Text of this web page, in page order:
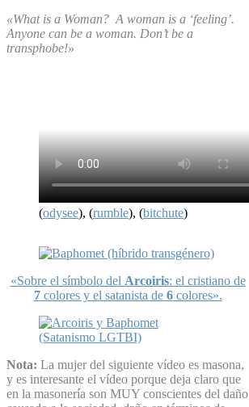
«What is a Woman? A woman is a ‘feeling’.
Anyone can be a woman. Don’t be a
transphobe!»
(odysee), (rumble), (bitchute)
«Sobre el símbolo del Arcoiris: el cristiano de
7colores y el satanista de 6colores».
Nota: La mujer del siguiente vídeo es masona,
y es interesante el vídeo porque deja claro que
en la masonería son MUY conscientes del daño